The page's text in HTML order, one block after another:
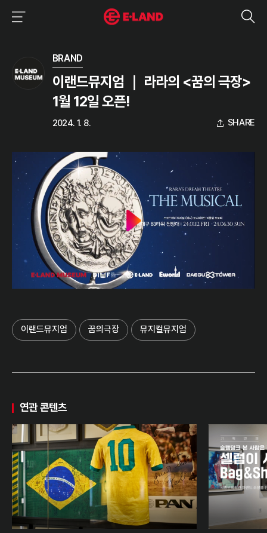
BRAND
이랜드뮤지엄 ｜ 라라의 <꿈의 극장>
1월 12일 오픈!
2024. 1. 8. SHARE
이랜드뮤지엄 꿈의극장 뮤지컬뮤지엄
연관 콘텐츠